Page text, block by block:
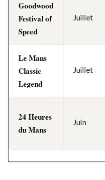
Goodwood
Festival of
Speed
Juillet
Le Mans
Classic
Legend
Juillet
24 Heures
du Mans
Juin